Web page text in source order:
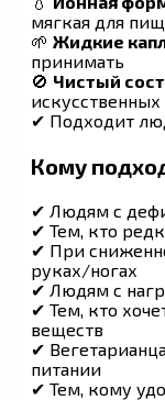
мягкая для
🌱 Жидкие
принимать
🚫 Чистый
✔ Подходит
Кому
✔ Людям с
✔ Тем, кто
✔ При
руках/ногах
✔ Людям с
✔ Тем, кто
веществ
✔
питании
✔ Тем, кому